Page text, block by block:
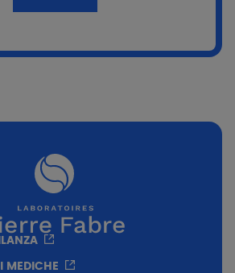
alcool, alta tollerabilità
MEDICHE